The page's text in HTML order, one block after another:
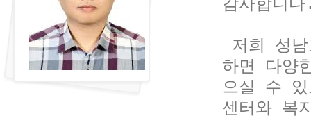
하면 다양
으실 수
센터와 복